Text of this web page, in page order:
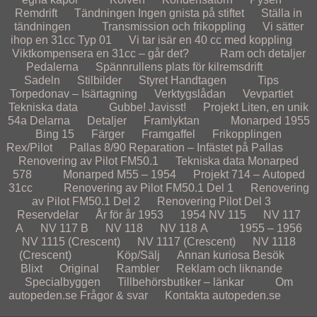
Remdrift
Tändningen Ingen gnista på stiftet
Ställa in
tändningen
Transmission och frikoppling
Vi sätter
ihop en 31cc Typ 01
Vi tar isär en 40 cc med koppling
Viktkompensera en 31cc – går det?
Ram och detaljer
Pedalerna
Spännrullens plats för kilremsdrift
Sadeln
Stilbilder Styret Handtagen
Tips
Torpedonav – Isärtagning
Verktygslådan
Vevpartiet
Tekniska data
Gubbe! Javisst! Projekt Liten, en unik
54a Delarna Detaljer Framlyktan
Monarped 1955
Bing 15
Färger Framgaffel
Frikopplingen
Rex/Pilot
Pallas 8/90 Reparation – Infästet på Pallas
Renovering av Pilot FM50.1
Tekniska data Monarped
578
Monarped M55 – 1954
Projekt 714 – Autoped
31cc
Renovering av Pilot FM50.1 Del 1
Renovering
av Pilot FM50.1 Del 2
Renovering Pilot Del 3
Reservdelar
År för år 1953 1954 NV 115
NV 117
A
NV 117 B NV 118 NV 118 A
1955 – 1956
NV 1115 (Crescent)
NV 1117 (Crescent)
NV 1118
(Crescent)
Köp/Sälj Annan kuriosa Besök
Blixt
Original Rambler
Reklam och liknande
Specialbyggen
Tillbehörsbutiker – länkar
Om
autopeden.se Frågor & svar Kontakta autopeden.se